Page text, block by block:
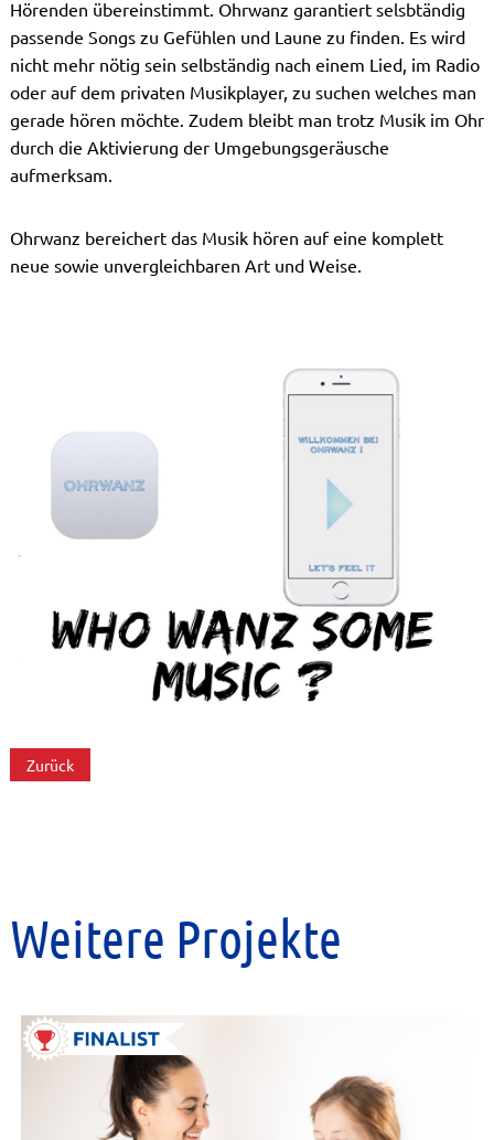
Hörenden übereinstimmt. Ohrwanz garantiert selsbtändig
passende Songs zu Gefühlen und Laune zu finden. Es wird
nicht mehr nötig sein selbständig nach einem Lied, im Radio
oder auf dem privaten Musikplayer, zu suchen welches man
gerade hören möchte. Zudem bleibt man trotz Musik im Ohr
durch die Aktivierung der Umgebungsgeräusche
aufmerksam.
Ohrwanz bereichert das Musik hören auf eine komplett
neue sowie unvergleichbaren Art und Weise.
Zurück
Weitere Projekte